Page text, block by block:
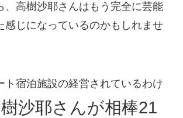
、高樹沙耶さんはもう完全に芸能
感じになっているのかもしれませ
ト宿泊施設の経営されているわけ
沙耶さんが相棒21